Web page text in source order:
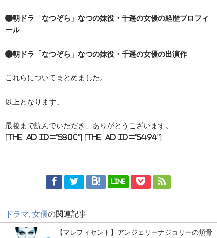
●朝ドラ「なつぞら」なつの妹役・千遥の女優の経歴プロフィ
ール
●朝ドラ「なつぞら」なつの妹役・千遥の女優の出演作
これらについてまとめました。
以上となります。
最後まで読んでいただき、ありがとうございます。
[the_ad id="5800"] [the_ad id="5494"]
LINE
ドラマ 女優の関連記事
【マレフィセント】アンジェリーナジョリーの頬骨